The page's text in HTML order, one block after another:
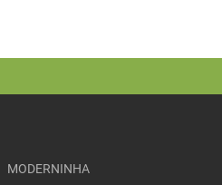
MODERNINHA